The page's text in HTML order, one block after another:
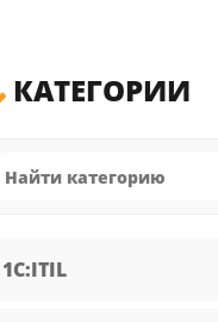
КАТЕГОРИИ
1C:ITIL